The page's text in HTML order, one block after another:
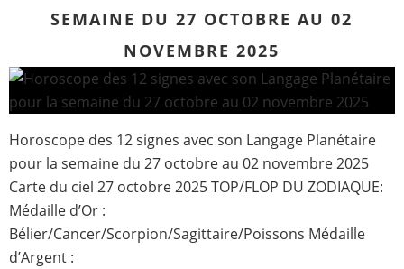
SEMAINE DU 27 OCTOBRE AU 02
NOVEMBRE 2025
Horoscope des 12 signes avec son Langage Planétaire
pour la semaine du 27 octobre au 02 novembre 2025
Carte du ciel 27 octobre 2025 TOP/FLOP DU ZODIAQUE:
Médaille d’Or :
Bélier/Cancer/Scorpion/Sagittaire/Poissons Médaille
d’Argent :